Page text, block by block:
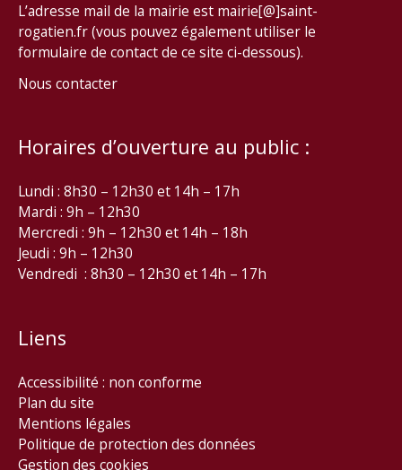
L’adresse mail de la mairie est mairie[@]saint-
rogatien.fr (vous pouvez également utiliser le
formulaire de contact de ce site ci-dessous).
Nous contacter
Horaires d’ouverture au public :
Lundi : 8h30 – 12h30 et 14h – 17h
Mardi : 9h – 12h30
Mercredi : 9h – 12h30 et 14h – 18h
Jeudi : 9h – 12h30
Vendredi : 8h30 – 12h30 et 14h – 17h
Liens
Accessibilité : non conforme
Plan du site
Mentions légales
Politique de protection des données
Gestion des cookies